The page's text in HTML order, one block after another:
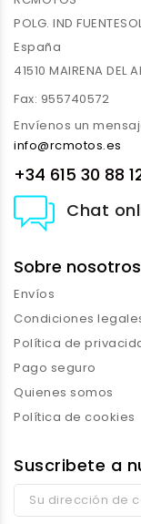
POLG. IND
España
41510 MAIRENA DEL
Fax: 955740572
Envíenos un
info@rcmotos.es
+34 615 30 88
Chat
Sobre nosotros
Envíos
Condiciones
Política de
Pago seguro
Quienes somos
Política de cookies
Suscribete a